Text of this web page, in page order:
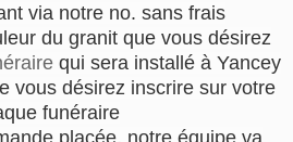
via notre no. sans frais
du granit que vous désirez
qui sera installé à Yancey
vous désirez inscrire sur votre
funéraire
placée, notre équipe va